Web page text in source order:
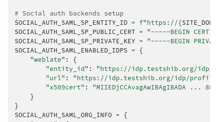
# Social auth backends setup
SOCIAL_AUTH_SAML_SP_ENTITY_ID = f"https://{
SOCIAL_AUTH_SAML_SP_PUBLIC_CERT = "-----BEGIN
SOCIAL_AUTH_SAML_SP_PRIVATE_KEY = "-----BEGIN
SOCIAL_AUTH_SAML_ENABLED_IDPS = {
"weblate" :
{
"entity_id" :
"https://idp.testshib.org/idp/
"url" :
"https://idp.testshib.org/idp/profile/
"x509cert" :
"MIIEDjCCAvagAwIBAgIBADA ...
}
}
SOCIAL_AUTH_SAML_ORG_INFO = {